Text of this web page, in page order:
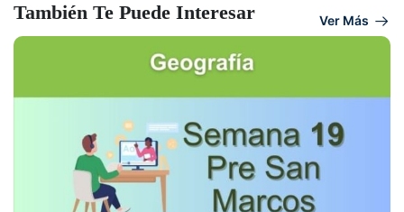
También Te Puede Interesar Ver Más